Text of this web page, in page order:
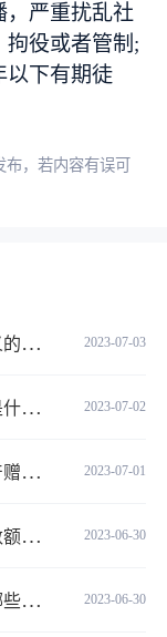
，严重扰乱社
拘役或者管制;
以下有期徒
，若内容有误可
2023-07-03
？
2023-07-02
么？
2023-07-01
？
2023-06-30
性？
2023-06-30
吗？